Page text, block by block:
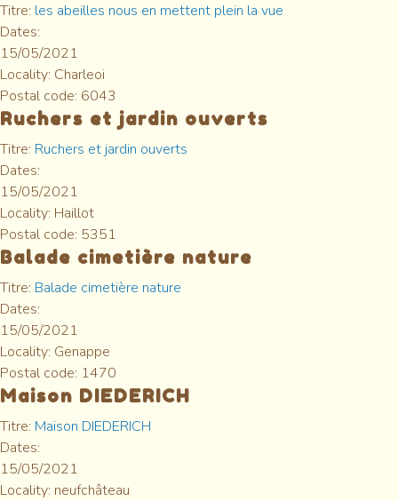
Titre: les abeilles nous en mettent plein la vue
Dates:
15/05/2021
Locality: Charleoi
Postal code: 6043
Ruchers et jardin ouverts
Titre: Ruchers et jardin ouverts
Dates:
15/05/2021
Locality: Haillot
Postal code: 5351
Balade cimetière nature
Titre: Balade cimetière nature
Dates:
15/05/2021
Locality: Genappe
Postal code: 1470
Maison DIEDERICH
Titre: Maison DIEDERICH
Dates:
15/05/2021
Locality: neufchâteau